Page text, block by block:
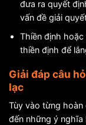
đưa ra quyết
vấn đề giải
Thiền định
thiền định để
Giải đáp câu
lạc
Tùy vào từng
đến những ý nghĩa